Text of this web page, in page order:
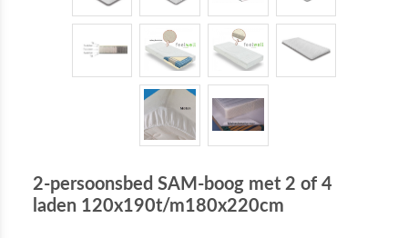
2-persoonsbed SAM-boog met 2 of 4
laden 120x190t/m180x220cm